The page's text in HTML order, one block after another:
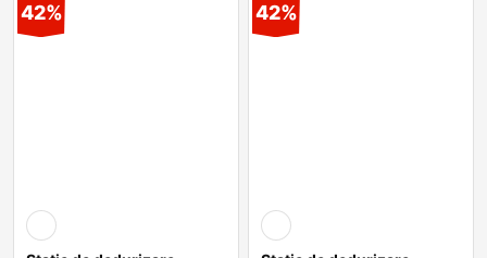
42% 42%